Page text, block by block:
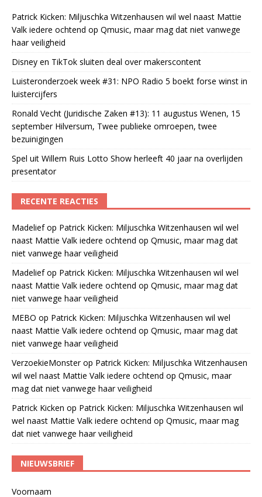
Patrick Kicken: Miljuschka Witzenhausen wil wel naast Mattie
Valk iedere ochtend op Qmusic, maar mag dat niet vanwege
haar veiligheid
Disney en TikTok sluiten deal over makerscontent
Luisteronderzoek week #31: NPO Radio 5 boekt forse winst in
luistercijfers
Ronald Vecht (Juridische Zaken #13): 11 augustus Wenen, 15
september Hilversum, Twee publieke omroepen, twee
bezuinigingen
Spel uit Willem Ruis Lotto Show herleeft 40 jaar na overlijden
presentator
RECENTE REACTIES
Madeliefop Patrick Kicken: Miljuschka Witzenhausen wil wel
naast Mattie Valk iedere ochtend op Qmusic, maar mag dat
niet vanwege haar veiligheid
Madeliefop Patrick Kicken: Miljuschka Witzenhausen wil wel
naast Mattie Valk iedere ochtend op Qmusic, maar mag dat
niet vanwege haar veiligheid
MEBO op Patrick Kicken: Miljuschka Witzenhausen wil wel
naast Mattie Valk iedere ochtend op Qmusic, maar mag dat
niet vanwege haar veiligheid
VerzoekieMonsterop Patrick Kicken: Miljuschka Witzenhausen
wil wel naast Mattie Valk iedere ochtend op Qmusic, maar
mag dat niet vanwege haar veiligheid
Patrick Kicken op Patrick Kicken: Miljuschka Witzenhausen wil
wel naast Mattie Valk iedere ochtend op Qmusic, maar mag
dat niet vanwege haar veiligheid
NIEUWSBRIEF
Voornaam